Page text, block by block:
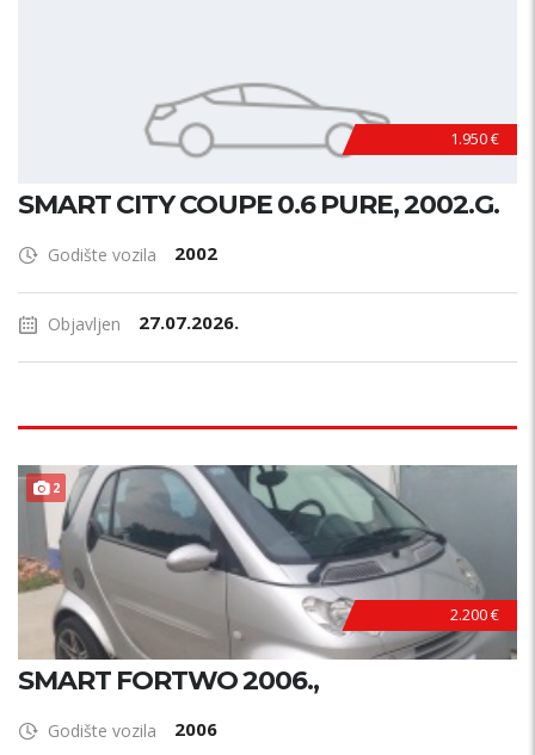
1.950 €
SMART CITY COUPE 0.6 PURE, 2002.G.
Godište vozila 2002
Objavljen 27.07.2026.
2
2.200 €
SMART FORTWO 2006.,
Godište vozila 2006